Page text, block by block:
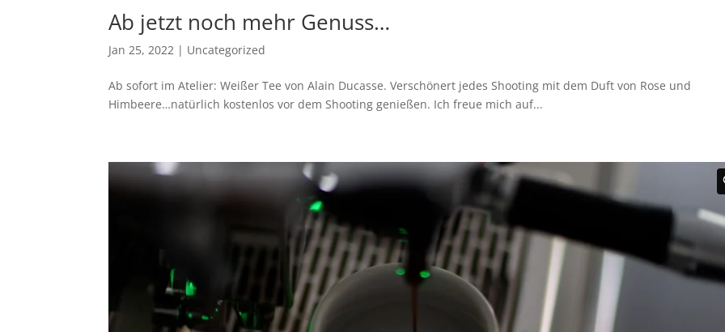
Ab jetzt noch mehr Genuss…
Jan 25, 2022 | Uncategorized
Ab sofort im Atelier: Weißer Tee von Alain Ducasse. Verschönert jedes Shooting mit dem Duft von Rose und
Himbeere…natürlich kostenlos vor dem Shooting genießen. Ich freue mich auf...